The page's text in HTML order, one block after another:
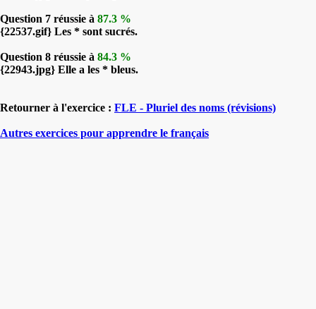
Question 7 réussie à 87.3 %
{22537.gif} Les * sont sucrés.
Question 8 réussie à 84.3 %
{22943.jpg} Elle a les * bleus.
Retourner à l'exercice : FLE - Pluriel des noms (révisions)
Autres exercices pour apprendre le français